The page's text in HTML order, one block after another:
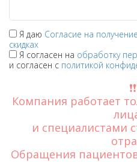
Я даю Согласие на
скидках
Я согласен на обработку
и согласен с политикой
Компания работает
и специалистами
Обращения